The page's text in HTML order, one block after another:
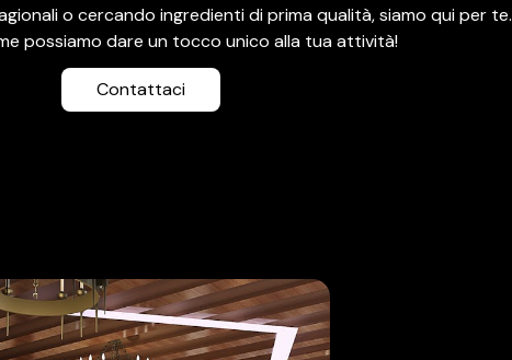
o cercando ingredienti di prima qualità, siamo qui per te.
possiamo dare un tocco unico alla tua attività!
Contattaci